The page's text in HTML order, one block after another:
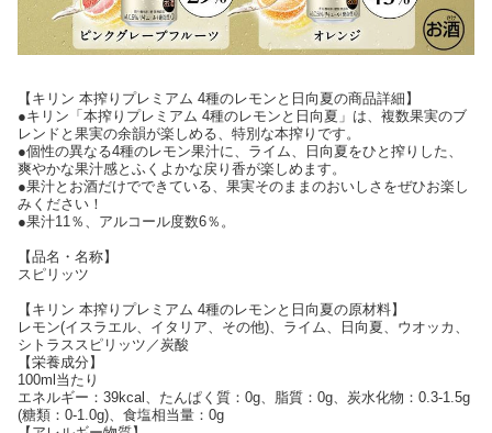
【キリン 本搾りプレミアム 4種のレモンと日向夏の商品詳細】
●キリン「本搾りプレミアム 4種のレモンと日向夏」は、複数果実のブ
レンドと果実の余韻が楽しめる、特別な本搾りです。
●個性の異なる4種のレモン果汁に、ライム、日向夏をひと搾りした、
爽やかな果汁感とふくよかな戻り香が楽しめます。
●果汁とお酒だけでできている、果実そのままのおいしさをぜひお楽し
みください！
●果汁11％、アルコール度数6％。
【品名・名称】
スピリッツ
【キリン 本搾りプレミアム 4種のレモンと日向夏の原材料】
レモン(イスラエル、イタリア、その他)、ライム、日向夏、ウオッカ、
シトラススピリッツ／炭酸
【栄養成分】
100ml当たり
エネルギー：39kcal、たんぱく質：0g、脂質：0g、炭水化物：0.3-1.5g
(糖類：0-1.0g)、食塩相当量：0g